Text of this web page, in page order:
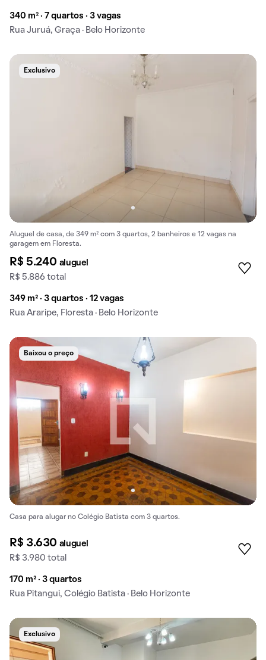
340 m² · 7 quartos · 3 vagas
Rua Juruá, Graça · Belo Horizonte
Exclusivo
Aluguel de casa, de 349 m² com 3 quartos, 2 banheiros e 12 vagas na
garagem em Floresta.
R$ 5.240 aluguel
R$ 5.886 total
349 m² · 3 quartos · 12 vagas
Rua Araripe, Floresta · Belo Horizonte
Baixou o preço
Casa para alugar no Colégio Batista com 3 quartos.
R$ 3.630 aluguel
R$ 3.980 total
170 m² · 3 quartos
Rua Pitangui, Colégio Batista · Belo Horizonte
Exclusivo